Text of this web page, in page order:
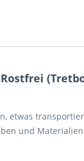
etwas
und